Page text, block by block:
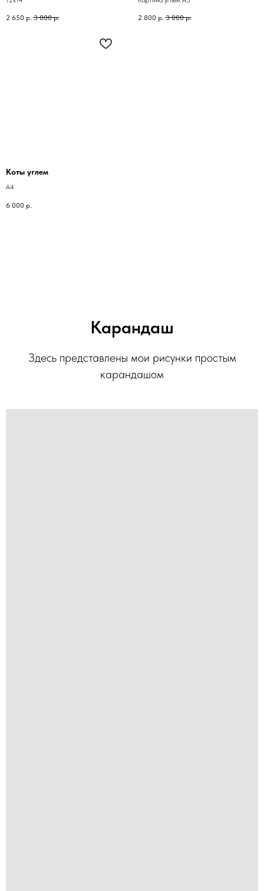
2 650 р. 3 000 р. 2 800 р. 3 000 р.
Коты углем
А4
6 000 р.
Карандаш
Здесь представлены мои рисунки простым
карандашом